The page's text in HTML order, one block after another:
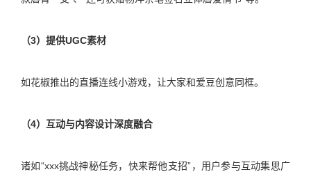
（3）提供UGC素材
如花椒推出的直播连线小游戏，让大家和爱豆创意同框。
（4）互动与内容设计深度融合
诸如“xxx挑战神秘任务，快来帮他支招”，用户参与互动集思广